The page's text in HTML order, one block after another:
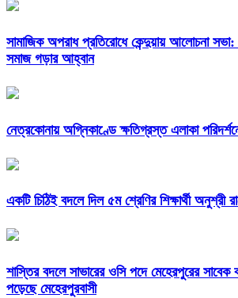
সামাজিক অপরাধ প্রতিরোধে কেন্দুয়ায় আলোচনা সভা:
সমাজ গড়ার আহ্বান
নেত্রকোনায় অগ্নিকাণ্ডে ক্ষতিগ্রস্ত এলাকা
একটি চিঠিই বদলে দিল ৫ম শ্রেণির শিক্ষার্থী অনুশ্রী
শাস্তির বদলে সাভারের ওসি পদে মেহেরপুরের সাবেক
পড়েছে মেহেরপুরবাসী